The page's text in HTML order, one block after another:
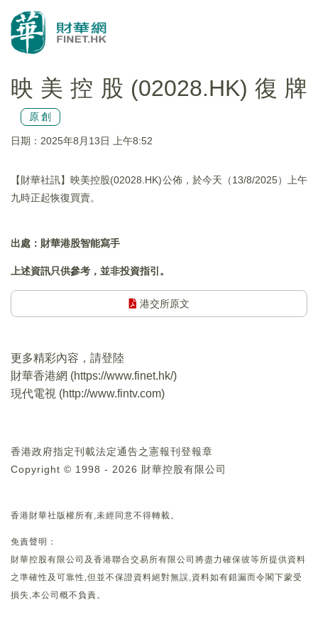
映美控股(02028.HK)復牌
原創
日期：2025年8月13日 上午8:52
【財華社訊】映美控股(02028.HK)公佈，於今天（13/8/2025）上午
九時正起恢復買賣。
出處：財華港股智能寫手
上述資訊只供參考，並非投資指引。
港交所原文
更多精彩內容，請登陸
財華香港網 (https://www.finet.hk/)
現代電視 (http://www.fintv.com)
香港政府指定刊載法定通告之憲報刊登報章
Copyright © 1998 - 2026 財華控股有限公司
香港財華社版權所有,未經同意不得轉載。
免責聲明：
財華控股有限公司及香港聯合交易所有限公司將盡力確保彼等所提供資料
之準確性及可靠性,但並不保證資料絕對無誤,資料如有錯漏而令閣下蒙受
損失,本公司概不負責。